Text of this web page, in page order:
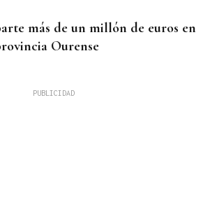
más de un millón de euros en
Ourense